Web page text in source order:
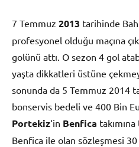
7 Temmuz 2013 tarihinde
profesyonel olduğu maçına
golünü attı. O sezon 4 gol
yaşta dikkatleri üstüne
sonunda da 5 Temmuz 2014
bonservis bedeli ve 400 Bin
Portekiz‘in Benfica
Benfica ile olan sözleşmesi